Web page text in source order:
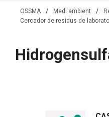
OSSMA / Medi ambient /
Cercador de residus de